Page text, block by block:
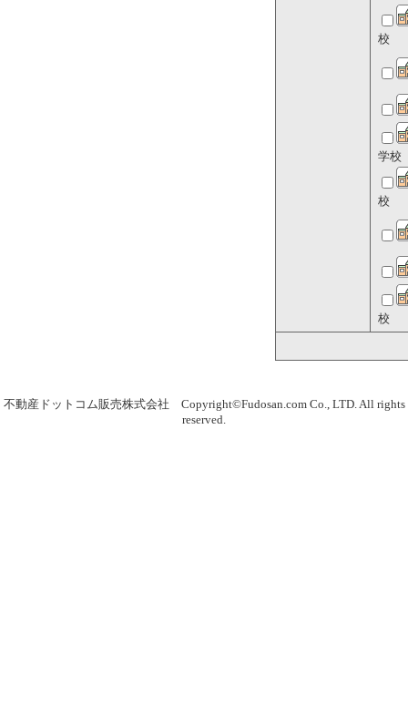
校
学校
校
校
不動産ドットコム販売株式会社 Copyright©Fudosan.com Co., LTD. All rights
reserved.